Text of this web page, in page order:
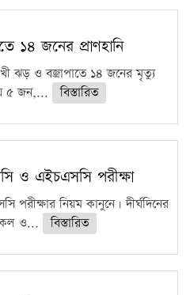
১৪ জনের প্রাণহানি
ঝড় ও বজ্রাপাতে ১৪ জনের মৃত্যু
৫ জন,...
বিস্তারিত
ও এইচএসসি পরীক্ষা
নিয়ম কানুনে। দীর্ঘদিনের
ও...
বিস্তারিত